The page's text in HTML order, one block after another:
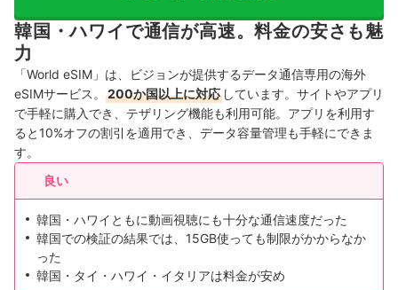
韓国・ハワイで通信が高速。料金の安さも魅
力
「World eSIM」は、ビジョンが提供するデータ通信専用の海外
eSIMサービス。
200か国以上に対応 しています。サイトやアプリ
で手軽に購入でき、テザリング機能も利用可能。アプリを利用す
ると10%オフの割引を適用でき、データ容量管理も手軽にできま
す。
良い
韓国・ハワイともに動画視聴にも十分な通信速度だった
韓国での検証の結果では、15GB使っても制限がかからなか
った
韓国・タイ・ハワイ・イタリアは料金が安め